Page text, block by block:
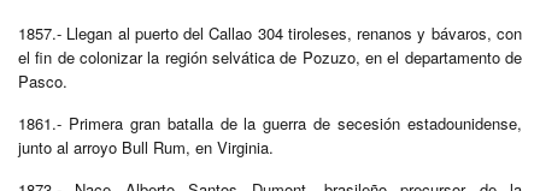
1857.- Llegan al puerto del Callao 304 tiroleses, renanos y bávaros, con
el fin de colonizar la región selvática de Pozuzo, en el departamento de
Pasco.
1861.- Primera gran batalla de la guerra de secesión estadounidense,
junto al arroyo Bull Rum, en Virginia.